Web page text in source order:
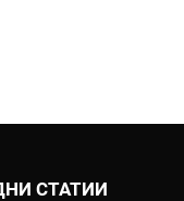
СТАТИИ